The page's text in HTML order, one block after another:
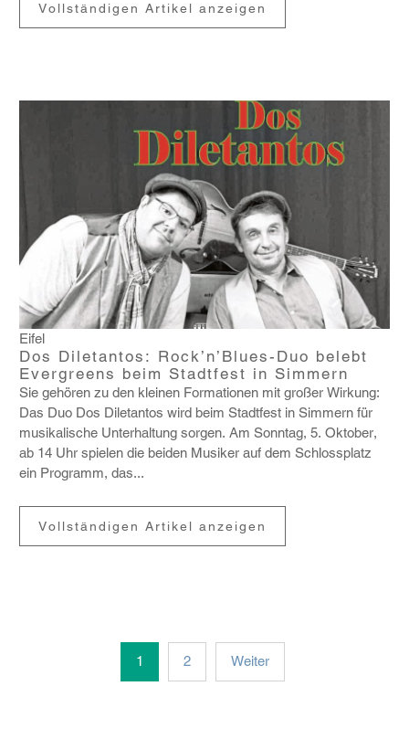
Vollständigen Artikel anzeigen
Eifel
Dos Diletantos: Rock’n’Blues-Duo belebt
Evergreens beim Stadtfest in Simmern
Sie gehören zu den kleinen Forma­tionen mit großer Wirkung:
Das Duo Dos Dile­tantos wird beim Stadt­fest in Simmern für
musi­ka­li­sche Unter­hal­tung sorgen. Am Sonntag, 5. Oktober,
ab 14 Uhr spielen die beiden Musiker auf dem Schloss­platz
ein Programm, das...
Vollständigen Artikel anzeigen
1 2 Weiter